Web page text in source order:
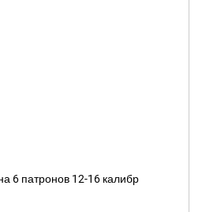
6 патронов 12-16 калибр